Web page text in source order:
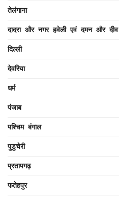
तेलंगाना
दादरा और नगर हवेली एवं दमन और दीव
दिल्ली
देवरिया
धर्म
पंजाब
पश्चिम बंगाल
पुडुचेरी
प्रतापगढ़
फतेहपुर